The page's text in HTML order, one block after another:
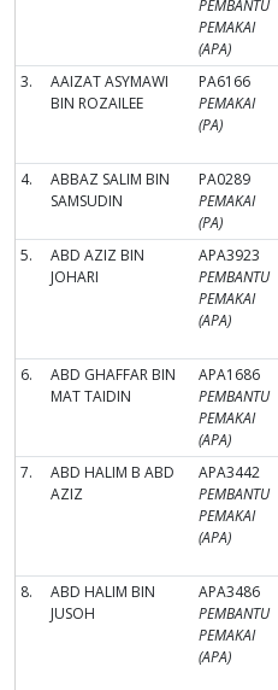
PEMBANTU
PEMAKAI
(APA)
3.
AAIZAT ASYMAWI
BIN ROZAILEE
PA6166
PEMAKAI
(PA)
4.
ABBAZ SALIM BIN
SAMSUDIN
PA0289
PEMAKAI
(PA)
5.
ABD AZIZ BIN
JOHARI
APA3923
PEMBANTU
PEMAKAI
(APA)
6.
ABD GHAFFAR BIN
MAT TAIDIN
APA1686
PEMBANTU
PEMAKAI
(APA)
7.
ABD HALIM B ABD
AZIZ
APA3442
PEMBANTU
PEMAKAI
(APA)
8.
ABD HALIM BIN
JUSOH
APA3486
PEMBANTU
PEMAKAI
(APA)